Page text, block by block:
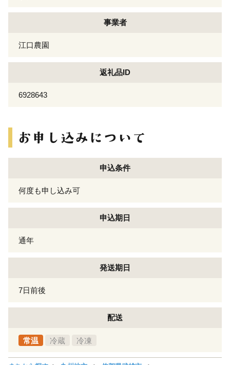
事業者
江口農園
返礼品ID
6928643
申込条件
何度も申し込み可
申込期日
通年
発送期日
7日前後
配送
常温 冷蔵 冷凍